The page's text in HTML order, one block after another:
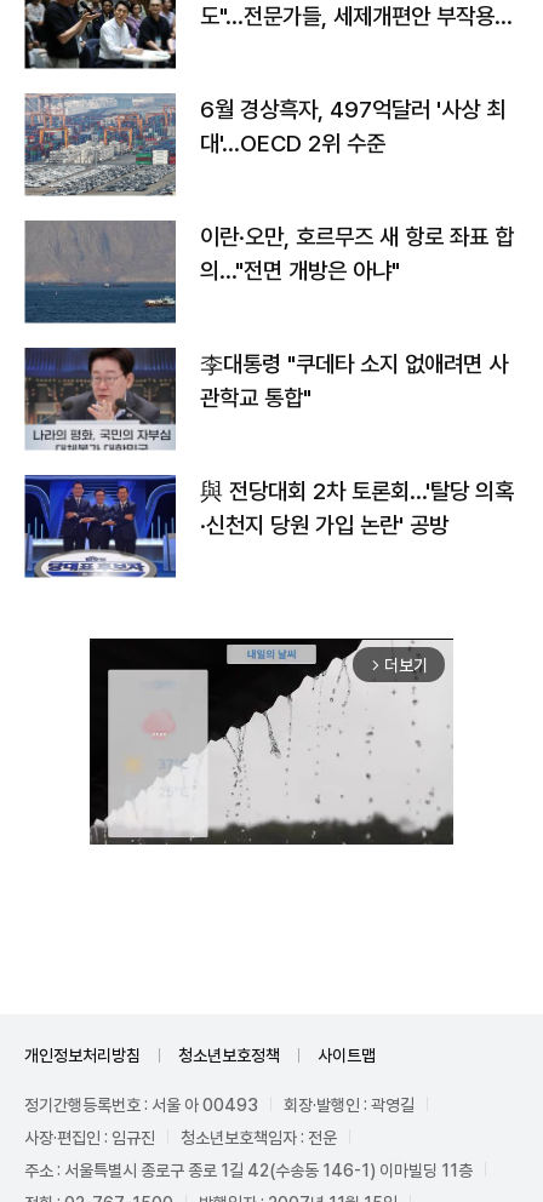
도"…전문가들, 세제개편안 부작용
6월 경상흑자, 497억달러 '사상 최
대'…OECD 2위 수준
이란·오만, 호르무즈 새 항로 좌표 합
의…"전면 개방은 아냐"
李대통령 "쿠데타 소지 없애려면 사
관학교 통합"
與 전당대회 2차 토론회…'탈당 의혹
·신천지 당원 가입 논란' 공방
arrow_forward_ios 더보기
개인정보처리방침 청소년보호정책 사이트맵
정기간행등록번호 : 서울 아 00493
회장·발행인 : 곽영길
사장·편집인 : 임규진
청소년보호책임자 : 전운
주소 : 서울특별시 종로구 종로 1길 42(수송동 146-1) 이마빌딩 11층